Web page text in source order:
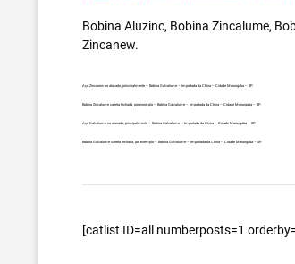
Bobina Aluzinc, Bobina Zincalume,
Zincanew.
Aço Zincanew no atacado, principalmente – Bobina Galvalume – Importada da China – Cidade Morungaba – SP.
Bobina Zincalume carreta fechada, por exemplo – Bobina Galvalume – Importada da China – Cidade Morungaba – SP.
Aço Galvalume no atacado, principalmente – Bobina Galvalume – Importada da China – Cidade Morungaba – SP.
Bobina Galvalume carreta fechada, por exemplo – Bobina Galvalume – Importada da China – Cidade Morungaba – SP.
[catlist ID=all numberposts=1